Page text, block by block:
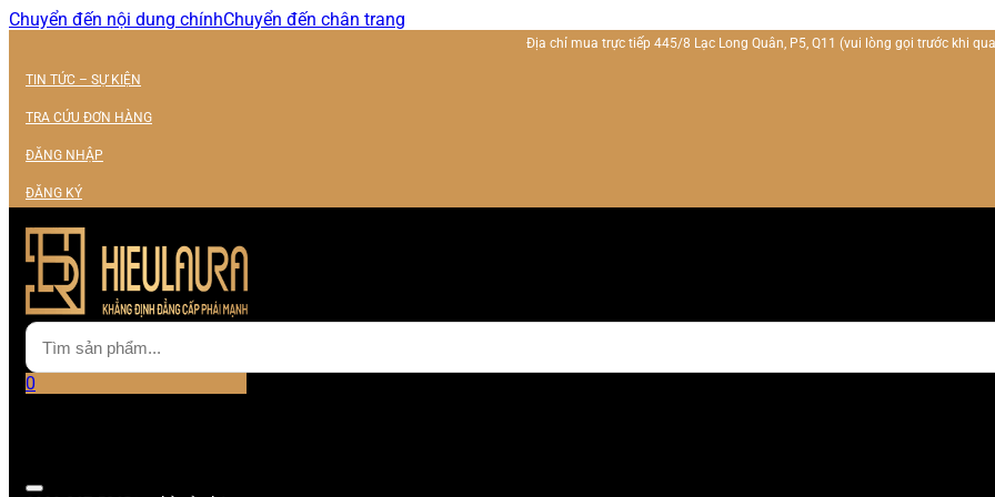
Chuyển đến nội dung chínhChuyển đến chân trang
Địa chỉ mua trực tiếp 445/8 Lạc Long Quân, P5, Q11 (vui lòng gọi trước khi
TIN TỨC – SỰ KIỆN
TRA CỨU ĐƠN HÀNG
ĐĂNG NHẬP
ĐĂNG KÝ
0